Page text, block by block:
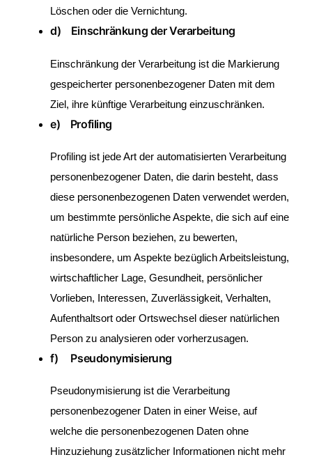
Löschen oder die Vernichtung.
d) Einschränkung der Verarbeitung
Einschränkung der Verarbeitung ist die Markierung
gespeicherter personenbezogener Daten mit dem
Ziel, ihre künftige Verarbeitung einzuschränken.
e) Profiling
Profiling ist jede Art der automatisierten Verarbeitung
personenbezogener Daten, die darin besteht, dass
diese personenbezogenen Daten verwendet werden,
um bestimmte persönliche Aspekte, die sich auf eine
natürliche Person beziehen, zu bewerten,
insbesondere, um Aspekte bezüglich Arbeitsleistung,
wirtschaftlicher Lage, Gesundheit, persönlicher
Vorlieben, Interessen, Zuverlässigkeit, Verhalten,
Aufenthaltsort oder Ortswechsel dieser natürlichen
Person zu analysieren oder vorherzusagen.
f) Pseudonymisierung
Pseudonymisierung ist die Verarbeitung
personenbezogener Daten in einer Weise, auf
welche die personenbezogenen Daten ohne
Hinzuziehung zusätzlicher Informationen nicht mehr